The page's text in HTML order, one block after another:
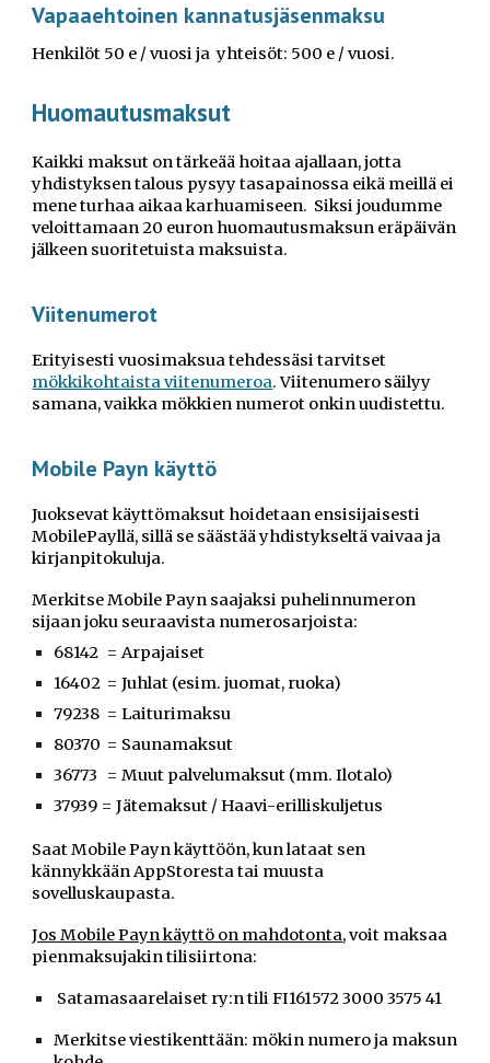
Vapaaehtoinen kannatusjäsenmaksu
Henkilöt 50 e / vuosi ja yhteisöt: 500 e / vuosi.
Huomautusmaksut
Kaikki maksut on tärkeää hoitaa ajallaan, jotta
yhdistyksen talous pysyy tasapainossa eikä meillä ei
mene turhaa aikaa karhuamiseen. Siksi joudumme
veloittamaan 20 euron huomautusmaksun eräpäivän
jälkeen suoritetuista maksuista.
Viitenumerot
Erityisesti vuosimaksua tehdessäsi tarvitset
mökkikohtaista viitenumeroa. Viitenumero säilyy
samana, vaikka mökkien numerot onkin uudistettu.
Mobile Payn käyttö
Juoksevat käyttömaksut hoidetaan ensisijaisesti
MobilePayllä, sillä se säästää yhdistykseltä vaivaa ja
kirjanpitokuluja.
Merkitse Mobile Payn saajaksi puhelinnumeron
sijaan joku seuraavista numerosarjoista:
68142 = Arpajaiset
16402 = Juhlat (esim. juomat, ruoka)
79238 = Laiturimaksu
80370 = Saunamaksut
36773
= Muut palvelumaksut (mm. Ilotalo)
37939 = Jätemaksut / Haavi-erilliskuljetus
Saat Mobile Payn käyttöön, kun lataat sen
kännykkään AppStoresta tai muusta
sovelluskaupasta.
Jos Mobile Payn käyttö on mahdotonta, voit maksaa
pienmaksujakin tilisiirtona:
Satamasaarelaiset ry:n tili FI161572 3000 3575 41
Merkitse viestikenttään: mökin numeroja maksun